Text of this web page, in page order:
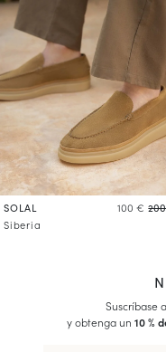
SOLAL 100 €
Siberia
Suscríbase
y obtenga un 10 %